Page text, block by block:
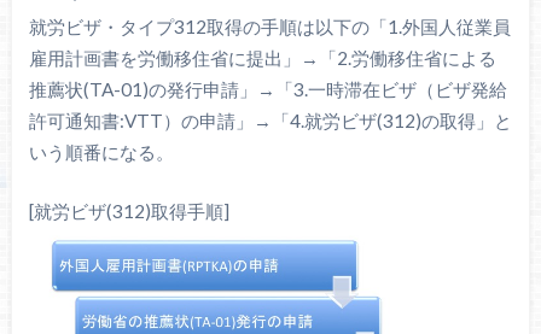
就労ビザ・タイプ312取得の手順は以下の「1.外国人従業員
雇用計画書を労働移住省に提出」→「2.労働移住省による
推薦状(TA-01)の発行申請」→「3.一時滞在ビザ（ビザ発給
許可通知書:VTT）の申請」→「4.就労ビザ(312)の取得」と
いう順番になる。
[就労ビザ(312)取得手順]